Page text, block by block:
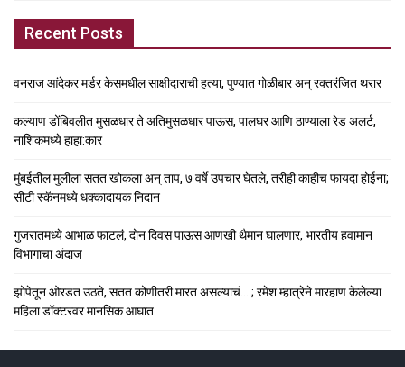
Recent Posts
वनराज आंदेकर मर्डर केसमधील साक्षीदाराची हत्या, पुण्यात गोळीबार अन् रक्तरंजित थरार
कल्याण डोंबिवलीत मुसळधार ते अतिमुसळधार पाऊस, पालघर आणि ठाण्याला रेड अलर्ट,
नाशिकमध्ये हाहा:कार
मुंबईतील मुलीला सतत खोकला अन् ताप, ७ वर्षे उपचार घेतले, तरीही काहीच फायदा होईना;
सीटी स्कॅनमध्ये धक्कादायक निदान
गुजरातमध्ये आभाळ फाटलं, दोन दिवस पाऊस आणखी थैमान घालणार, भारतीय हवामान
विभागाचा अंदाज
झोपेतून ओरडत उठते, सतत कोणीतरी मारत असल्याचं….; रमेश म्हात्रेने मारहाण केलेल्या
महिला डॉक्टरवर मानसिक आघात